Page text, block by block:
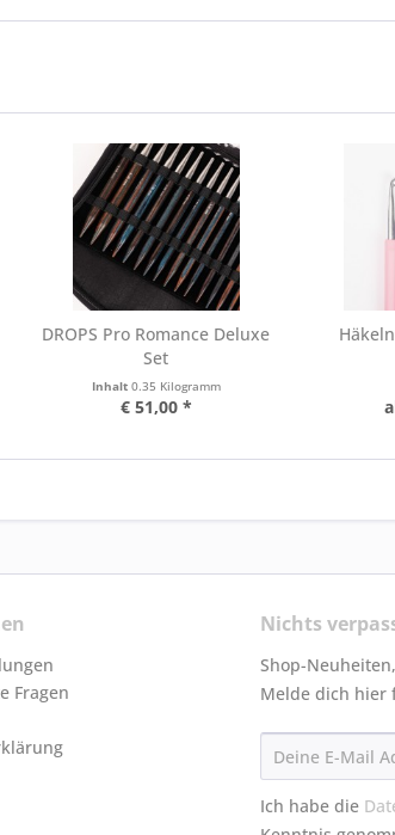
DROPS Pro Romance Deluxe
Set
Inhalt 0.35 Kilogramm
€ 51,00 *
Fragen
Nichts
Shop-
Melde dich hier
Ich habe die